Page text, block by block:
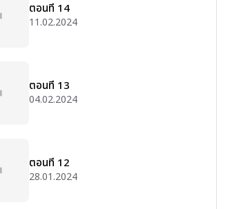
ตอนที่ 14
11.02.2024
ตอนที่ 13
04.02.2024
ตอนที่ 12
28.01.2024